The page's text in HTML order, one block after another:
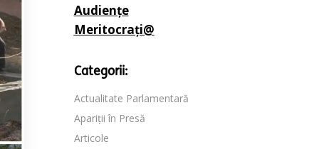
Audiențe
Meritocrați@
Categorii:
Actualitate Parlamentară
Apariții în Presă
Articole